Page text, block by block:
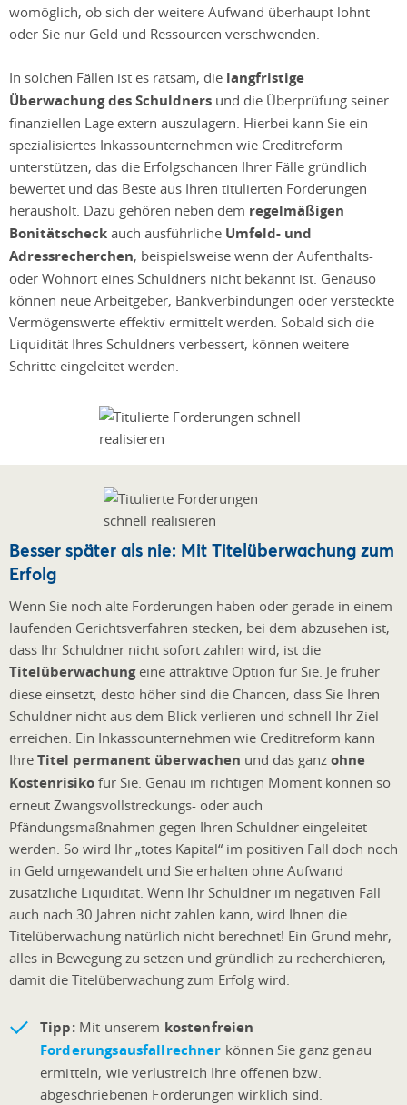
womöglich, ob sich der weitere Aufwand überhaupt lohnt
oder Sie nur Geld und Ressourcen verschwenden.
In solchen Fällen ist es ratsam, die langfristige
Überwachung des Schuldners und die Überprüfung seiner
finanziellen Lage extern auszulagern. Hierbei kann Sie ein
spezialisiertes Inkassounternehmen wie Creditreform
unterstützen, das die Erfolgschancen Ihrer Fälle gründlich
bewertet und das Beste aus Ihren titulierten Forderungen
herausholt. Dazu gehören neben dem regelmäßigen
Bonitätscheck auch ausführliche Umfeld- und
Adressrecherchen, beispielsweise wenn der Aufenthalts-
oder Wohnort eines Schuldners nicht bekannt ist. Genauso
können neue Arbeitgeber, Bankverbindungen oder versteckte
Vermögenswerte effektiv ermittelt werden. Sobald sich die
Liquidität Ihres Schuldners verbessert, können weitere
Schritte eingeleitet werden.
Besser später als nie: Mit Titelüberwachung zum
Erfolg
Wenn Sie noch alte Forderungen haben oder gerade in einem
laufenden Gerichtsverfahren stecken, bei dem abzusehen ist,
dass Ihr Schuldner nicht sofort zahlen wird, ist die
Titelüberwachungeine attraktive Option für Sie. Je früher
diese einsetzt, desto höher sind die Chancen, dass Sie Ihren
Schuldner nicht aus dem Blick verlieren und schnell Ihr Ziel
erreichen. Ein Inkassounternehmen wie Creditreform kann
Ihre Titel permanent überwachen und das ganz ohne
Kostenrisiko für Sie. Genau im richtigen Moment können so
erneut Zwangsvollstreckungs- oder auch
Pfändungsmaßnahmen gegen Ihren Schuldner eingeleitet
werden. So wird Ihr „totes Kapital“ im positiven Fall doch noch
in Geld umgewandelt und Sie erhalten ohne Aufwand
zusätzliche Liquidität. Wenn Ihr Schuldner im negativen Fall
auch nach 30 Jahren nicht zahlen kann, wird Ihnen die
Titelüberwachung natürlich nicht berechnet! Ein Grund mehr,
alles in Bewegung zu setzen und gründlich zu recherchieren,
damit die Titelüberwachung zum Erfolg wird.
Tipp:Mit unserem kostenfreien
Forderungsausfallrechner können Sie ganz genau
ermitteln, wie verlustreich Ihre offenen bzw.
abgeschriebenen Forderungen wirklich sind.